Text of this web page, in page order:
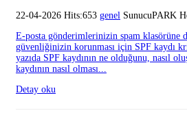
22-04-2026 Hits:653 genel SunucuPARK
E-posta gönderimlerinizin spam klasörüne
güvenliğinizin korunması için SPF kaydı
yazıda SPF kaydının ne olduğunu, nasıl
kaydının nasıl olması...
Detay oku